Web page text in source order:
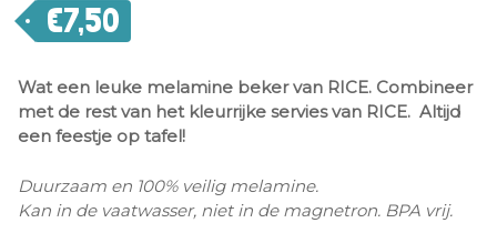
€7,50
Wat een leuke melamine beker van RICE. Combineer
met de rest van het kleurrijke servies van RICE. Altijd
een feestje op tafel!
Duurzaam en 100% veilig melamine.
Kan in de vaatwasser, niet in de magnetron. BPA vrij.